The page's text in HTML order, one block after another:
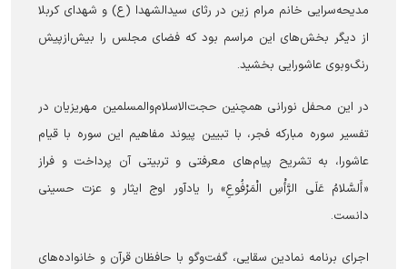
مدیحه‌سرایی خانم مرام زین در رثای سیدالشهدا (ع) و شهدای کربلا
از دیگر بخش‌های این مراسم بود که فضای مجلس را بیش‌ازپیش
رنگ‌وبوی عاشورایی بخشید.
در این محفل نورانی همچنین حجت‌الاسلام‌والمسلمین مهریزیان در
تفسیر سوره مبارکه فجر، با تبیین پیوند مفاهیم این سوره با قیام
عاشورا، به تشریح پیام‌های معرفتی و تربیتی آن پرداخت و فراز
«أَلسَّلامُ عَلَی الرَّأْسِ الْمَرْفُوعِ» را یادآور اوج ایثار و عزت حسینی
دانست.
اجرای برنامه نمادین سقایی، گفت‌وگو با حافظان قرآن و خانواده‌های